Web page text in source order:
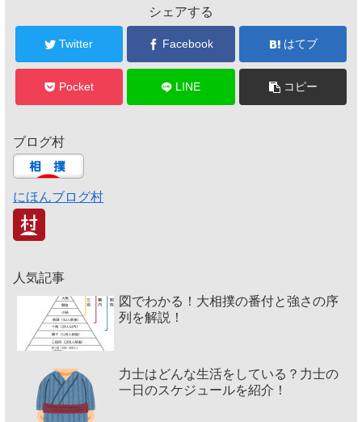
シェアする
Twitter Facebook はてブ
Pocket LINE コピー
ブログ村
にほんブログ村
人気記事
図でわかる！大相撲の番付と強さの序
列を解説！
力士はどんな生活をしている？力士の
一日のスケジュールを紹介！